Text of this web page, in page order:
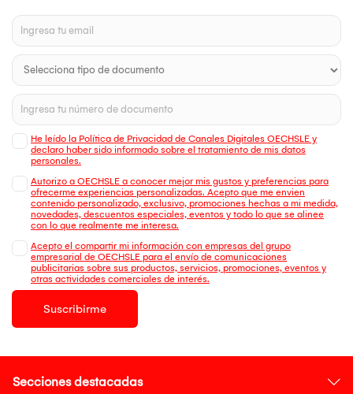
He leído la Política de Privacidad de Canales Digitales OECHSLE y
declaro haber sido informado sobre el tratamiento de mis datos
personales.
Autorizo a OECHSLE a conocer mejor mis gustos y preferencias para
ofrecerme experiencias personalizadas. Acepto que me envien
contenido personalizado, exclusivo, promociones hechas a mi medida,
novedades, descuentos especiales, eventos y todo lo que se alinee
con lo que realmente me interesa.
Acepto el compartir mi información con empresas del grupo
empresarial de OECHSLE para el envío de comunicaciones
publicitarias sobre sus productos, servicios, promociones, eventos y
otras actividades comerciales de interés.
Suscribirme
Secciones destacadas